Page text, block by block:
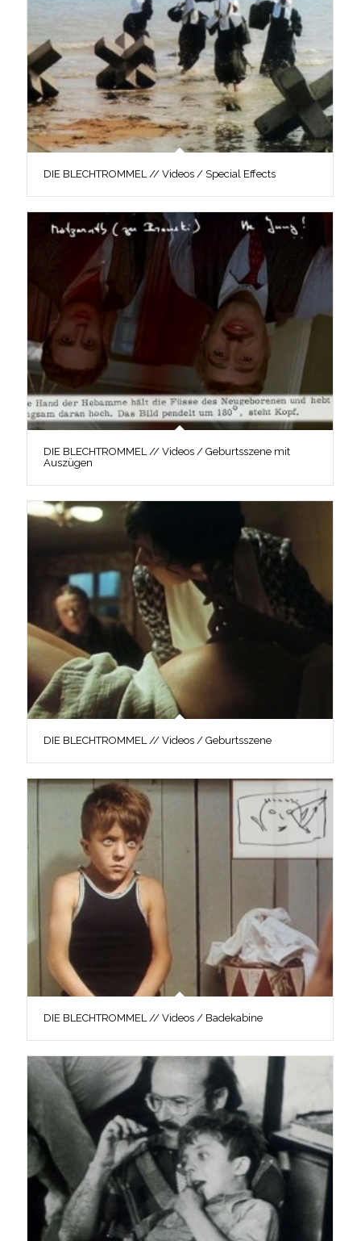
DIE BLECHTROMMEL // Videos / Special Effects
DIE BLECHTROMMEL // Videos / Geburtsszene mit
Auszügen
DIE BLECHTROMMEL // Videos / Geburtsszene
DIE BLECHTROMMEL // Videos / Badekabine